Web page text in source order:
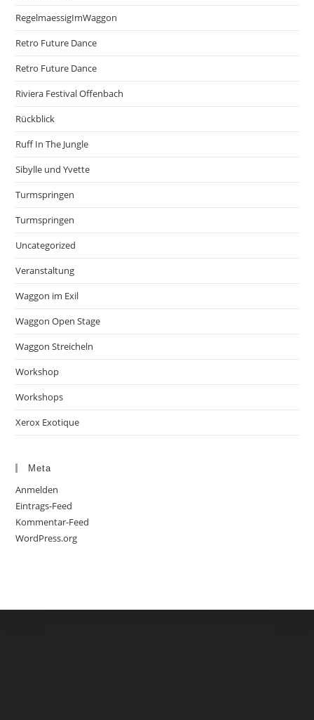
RegelmaessigImWaggon
Retro Future Dance
Retro Future Dance
Riviera Festival Offenbach
Rückblick
Ruff In The Jungle
Sibylle und Yvette
Turmspringen
Turmspringen
Uncategorized
Veranstaltung
Waggon im Exil
Waggon Open Stage
Waggon Streicheln
Workshop
Workshops
Xerox Exotique
Meta
Anmelden
Eintrags-Feed
Kommentar-Feed
WordPress.org